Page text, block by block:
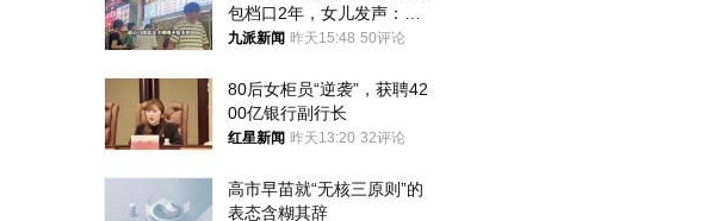
包档口2年，女儿发声：初
衷是为了陪伴，毕业后将不
九派新闻 昨天15:48 50评论
80后女柜员“逆袭”，获聘42
00亿银行副行长
红星新闻 昨天13:20 32评论
高市早苗就“无核三原则”的
表态含糊其辞